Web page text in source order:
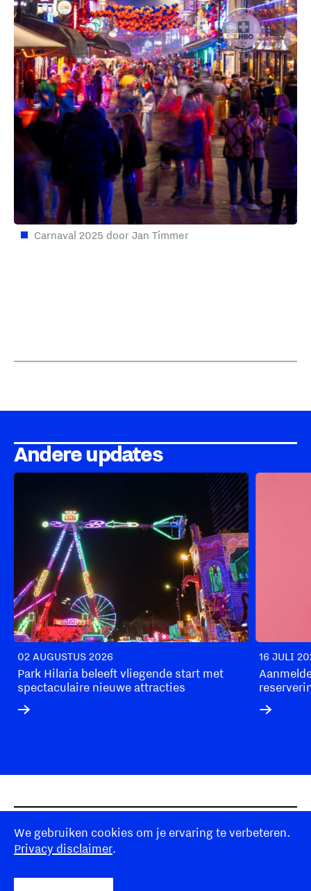
Carnaval 2025 door Jan Timmer
Andere updates
02 AUGUSTUS 2026
Park Hilaria beleeft vliegende start met
spectaculaire nieuwe attracties
16 JULI
Disclaimer
Eindhoven365
We gebruiken cookies om je ervaring te verbeteren.
Privacy disclaimer.